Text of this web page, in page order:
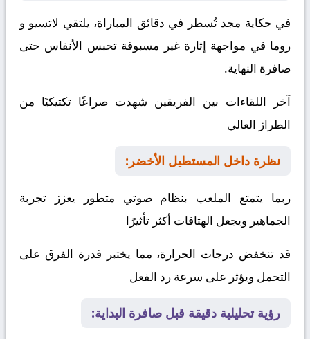
في حكاية مجد تُسطر في دقائق المباراة، يلتقي لاتسيو و
روما في مواجهة إثارة غير مسبوقة تحبس الأنفاس حتى
صافرة النهاية.
آخر اللقاءات بين الفريقين شهدت صراعًا تكتيكيًا من
الطراز العالي
نظرة داخل المستطيل الأخضر:
ربما يتمتع الملعب بنظام صوتي متطور يعزز تجربة
الجماهير ويجعل الهتافات أكثر تأثيرًا
قد تنخفض درجات الحرارة، مما يختبر قدرة الفرق على
التحمل ويؤثر على سرعة رد الفعل
رؤية تحليلية دقيقة قبل صافرة البداية: